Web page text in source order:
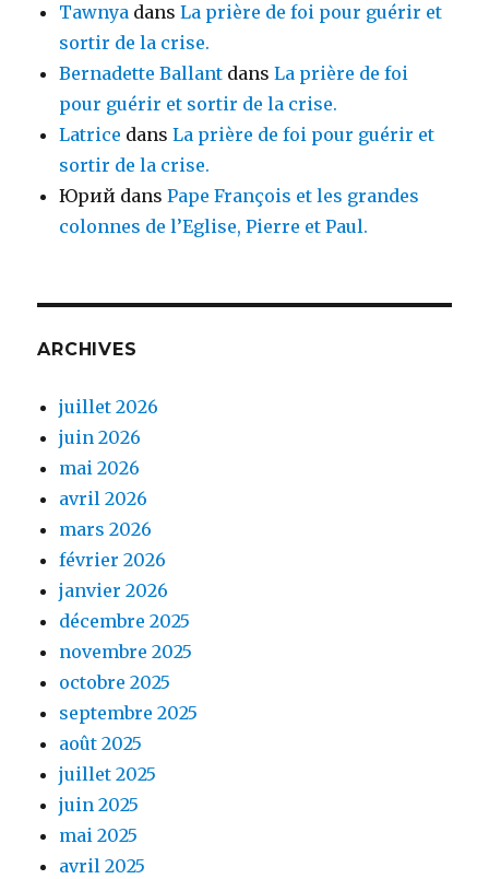
Tawnya dansLa prière de foi pour guérir et
sortir de la crise.
Bernadette Ballant dansLa prière de foi
pour guérir et sortir de la crise.
Latrice dansLa prière de foi pour guérir et
sortir de la crise.
Юрий dansPape François et les grandes
colonnes de l’Eglise, Pierre et Paul.
ARCHIVES
juillet 2026
juin 2026
mai 2026
avril 2026
mars 2026
février 2026
janvier 2026
décembre 2025
novembre 2025
octobre 2025
septembre 2025
août 2025
juillet 2025
juin 2025
mai 2025
avril 2025